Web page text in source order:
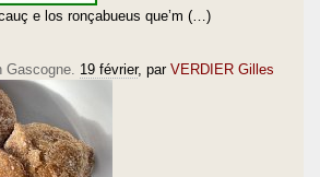
e los ronçabueus que’m (…)
Gascogne. 19 février, par VERDIER Gilles